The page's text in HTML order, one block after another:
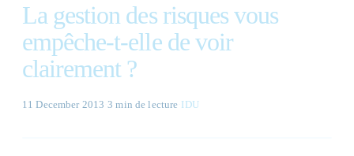
Plateforme
Succès mondial
Ressources
La gestion des risques vous
empêche-t-elle de voir
clairement ?
11 December 2013 ·3 min de lecture IDU